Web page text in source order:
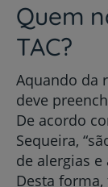
Quem
TAC?
Aquando da
deve
De acordo
Sequeira,
de alergias e
Desta